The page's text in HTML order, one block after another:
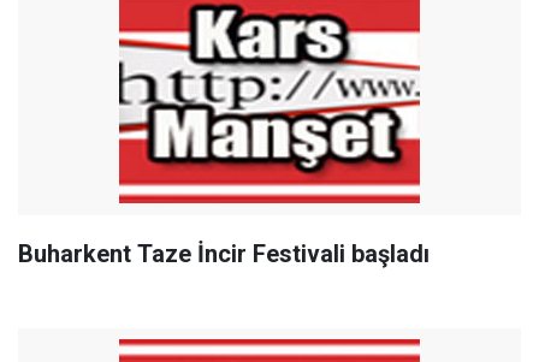
Buharkent Taze İncir Festivali başladı